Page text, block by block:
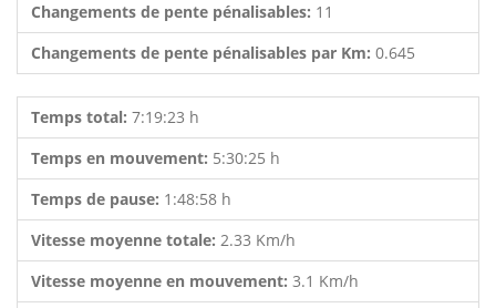
Changements de pente pénalisables: 11
Changements de pente pénalisables par Km: 0.645
Temps total: 7:19:23 h
Temps en mouvement: 5:30:25 h
Temps de pause: 1:48:58 h
Vitesse moyenne totale: 2.33 Km/h
Vitesse moyenne en mouvement: 3.1 Km/h